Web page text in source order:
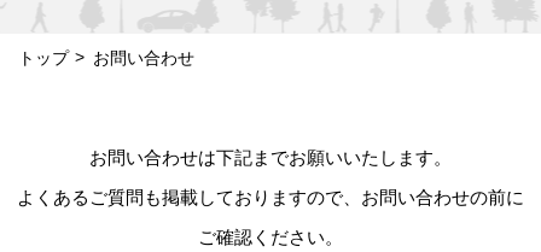
トップ お問い合わせ
お問い合わせは下記までお願いいたします。
よくあるご質問も掲載しておりますので、お問い合わせの前に
ご確認ください。